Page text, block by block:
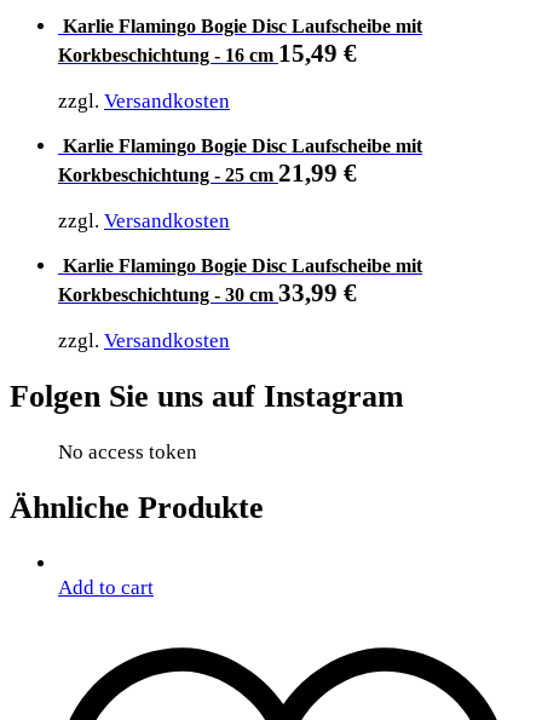
Karlie Flamingo Bogie Disc Laufscheibe mit
Korkbeschichtung - 16 cm 15,49 €
zzgl. Versandkosten
Karlie Flamingo Bogie Disc Laufscheibe mit
Korkbeschichtung - 25 cm 21,99 €
zzgl. Versandkosten
Karlie Flamingo Bogie Disc Laufscheibe mit
Korkbeschichtung - 30 cm 33,99 €
zzgl. Versandkosten
Folgen Sie uns auf Instagram
No access token
Ähnliche Produkte
Add to cart